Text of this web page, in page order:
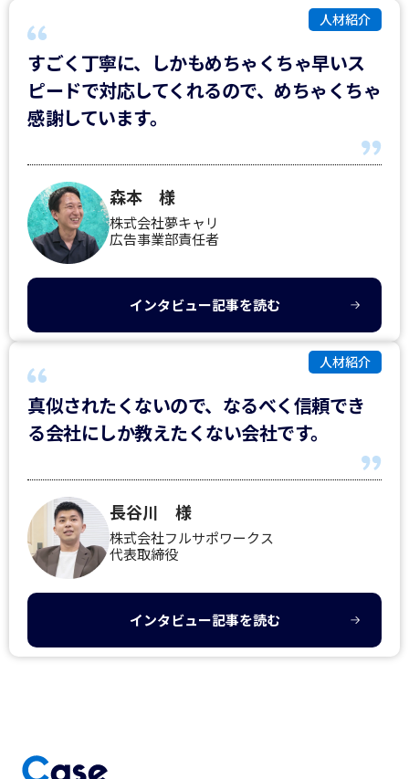
人材紹介
すごく丁寧に、しかもめちゃくちゃ早いス
ピードで対応してくれるので、めちゃくちゃ
感謝しています。
森本 様
株式会社夢キャリ
広告事業部責任者
インタビュー記事を読む
人材紹介
真似されたくないので、なるべく信頼でき
る会社にしか教えたくない会社です。
長谷川 様
株式会社フルサポワークス
代表取締役
インタビュー記事を読む